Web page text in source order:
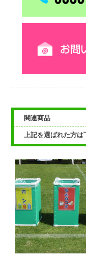
関連商品
上記を選ばれた方